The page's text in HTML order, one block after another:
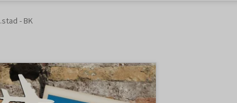
- BK